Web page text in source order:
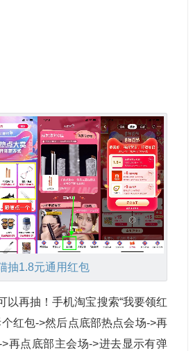
抽1.8元通用红包
以再抽！手机淘宝搜索“我要领红
红包->然后点底部热点会场->再
再点底部主会场->进去显示有弹